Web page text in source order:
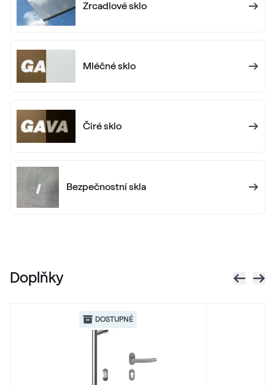
LG KACV8 Z8
Betón Šedý GD802 D8
Betón Šedý GD802 D8
F436-1017
Trompet C-32 N Glatt
Zrcadlové sklo
Mléčné sklo
Čiré sklo
Bezpečnostní skla
Doplňky
DOSTUPNÉ